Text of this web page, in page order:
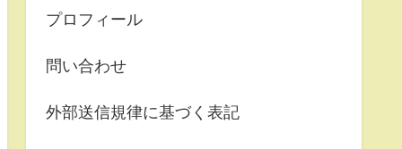
プロフィール
問い合わせ
外部送信規律に基づく表記